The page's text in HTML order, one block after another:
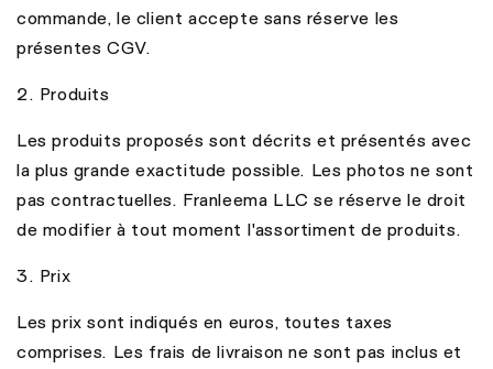
commande, le client accepte sans réserve les
présentes CGV.
2. Produits
Les produits proposés sont décrits et présentés avec
la plus grande exactitude possible. Les photos ne sont
pas contractuelles. Franleema LLC se réserve le droit
de modifier à tout moment l'assortiment de produits.
3. Prix
Les prix sont indiqués en euros, toutes taxes
comprises. Les frais de livraison ne sont pas inclus et